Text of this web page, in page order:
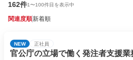
162件1〜100件目を表示中
関連度順新着順
NEW 正社員
官公庁の立場で働く発注者支援業